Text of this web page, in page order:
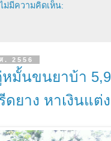
ไม่มีความคิดเห็น:
. 2556
มั้นขนยาบ้า
ยาง หาเงินแต่